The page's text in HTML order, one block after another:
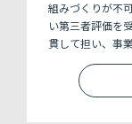
組みづくりが不
い第三者評価を
貫して担い、事